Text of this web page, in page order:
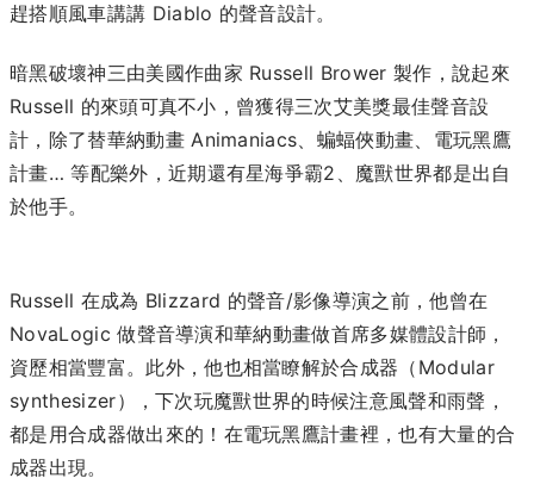
趕搭順風車講講 Diablo 的聲音設計。
暗黑破壞神三由美國作曲家 Russell Brower 製作，說起來
Russell 的來頭可真不小，曾獲得三次艾美獎最佳聲音設
計，除了替華納動畫 Animaniacs、蝙蝠俠動畫、電玩黑鷹
計畫… 等配樂外，近期還有星海爭霸2、魔獸世界都是出自
於他手。
Russell 在成為 Blizzard 的聲音/影像導演之前，他曾在
NovaLogic 做聲音導演和華納動畫做首席多媒體設計師，
資歷相當豐富。此外，他也相當瞭解於合成器（Modular
synthesizer），下次玩魔獸世界的時候注意風聲和雨聲，
都是用合成器做出來的！在電玩黑鷹計畫裡，也有大量的合
成器出現。